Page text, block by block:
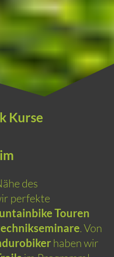
Kurse
des
perfekte
Touren
. Von
haben wir